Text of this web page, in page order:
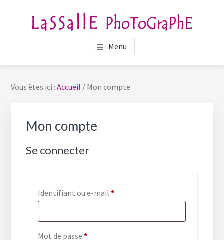
LASSALLE PHOTOGRAPHE
Photographe Portraitiste en Bretagne
Menu
Vous êtes ici :Accueil / Mon compte
Mon compte
Se connecter
Identifiant ou e-mail*Obligatoire
Mot de passe*Obligatoire